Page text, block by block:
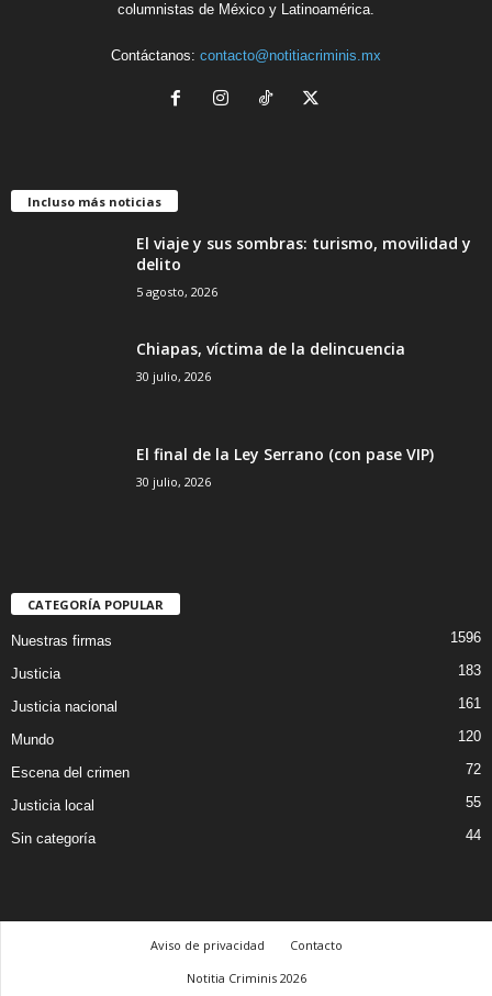
columnistas de México y Latinoamérica.
Contáctanos: contacto@notitiacriminis.mx
Incluso más noticias
El viaje y sus sombras: turismo, movilidad y
delito
5 agosto, 2026
Chiapas, víctima de la delincuencia
30 julio, 2026
El final de la Ley Serrano (con pase VIP)
30 julio, 2026
CATEGORÍA POPULAR
Nuestras firmas 1596
Justicia 183
Justicia nacional 161
Mundo 120
Escena del crimen 72
Justicia local 55
Sin categoría 44
Aviso de privacidad
Contacto
Notitia Criminis 2026